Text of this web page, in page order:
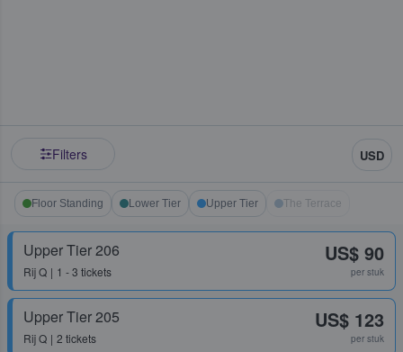
Filters USD
Floor Standing Lower Tier Upper Tier The Terrace
Upper Tier 206
RijQ 1 - 3 tickets
US$ 90
per stuk
Upper Tier 205
RijQ 2 tickets
US$ 123
per stuk